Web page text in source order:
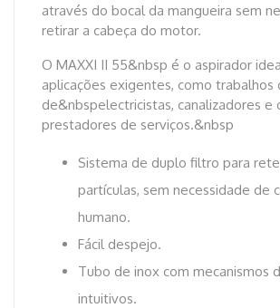
através do bocal da mangueira sem
retirar a cabeça do motor.
O MAXXI II 55&nbsp é o aspirador
aplicações exigentes, como trabalhos
de&nbspelectricistas, canalizadores e
prestadores de serviços.&nbsp
Sistema de duplo filtro para
partículas, sem necessidade de
humano.
Fácil despejo.
Tubo de inox com mecanismos
intuitivos.